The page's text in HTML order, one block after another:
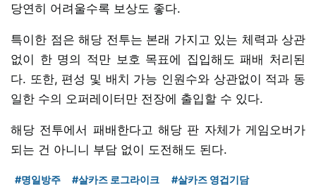
당연히 어려울수록 보상도 좋다.
특이한 점은 해당 전투는 본래 가지고 있는 체력과 상관
없이 한 명의 적만 보호 목표에 집입해도 패배 처리된
다. 또한, 편성 및 배치 가능 인원수와 상관없이 적과 동
일한 수의 오퍼레이터만 전장에 출입할 수 있다.
해당 전투에서 패배한다고 해당 판 자체가 게임오버가
되는 건 아니니 부담 없이 도전해도 된다.
#명일방주 #살카즈 로그라이크
#살카즈 영겁기담